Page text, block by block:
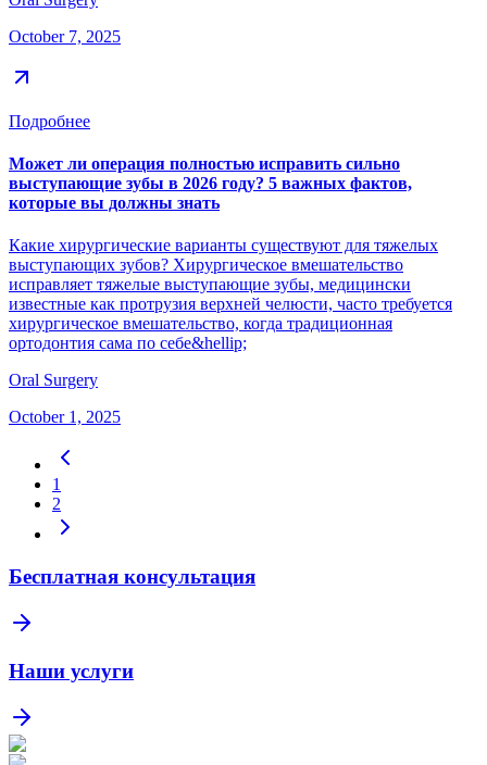
October 7, 2025
Подробнее
Может ли операция полностью исправить сильно
выступающие зубы в 2026 году? 5 важных фактов,
которые вы должны знать
Какие хирургические варианты существуют для тяжелых
выступающих зубов? Хирургическое вмешательство
исправляет тяжелые выступающие зубы, медицински
известные как протрузия верхней челюсти, часто требуется
хирургическое вмешательство, когда традиционная
ортодонтия сама по себе&hellip;
Oral Surgery
October 1, 2025
1
2
Бесплатная консультация
Наши услуги